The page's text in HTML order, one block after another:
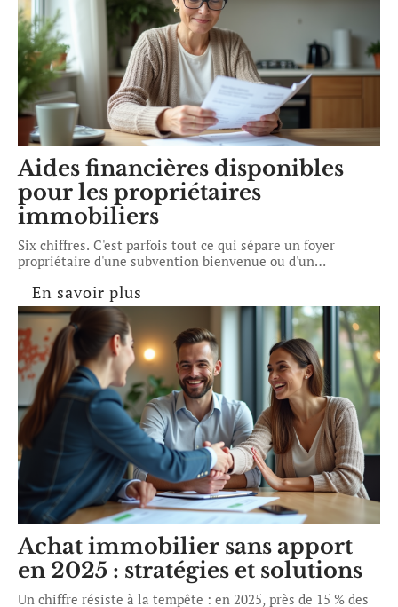
Aides financières disponibles
pour les propriétaires
immobiliers
Six chiffres. C'est parfois tout ce qui sépare un foyer
propriétaire d'une subvention bienvenue ou d'un…
En savoir plus
Achat immobilier sans apport
en 2025 : stratégies et solutions
Un chiffre résiste à la tempête : en 2025, près de 15 % des